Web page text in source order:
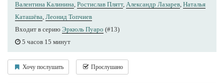
Валентина Калинина, Ростислав Плятт, Александр Лазарев, Наталья
Каташёва, Леонид Топчиев
Входит в серию Эркюль Пуаро (#13)
5 часов 15 минут
Хочу послушать Прослушано